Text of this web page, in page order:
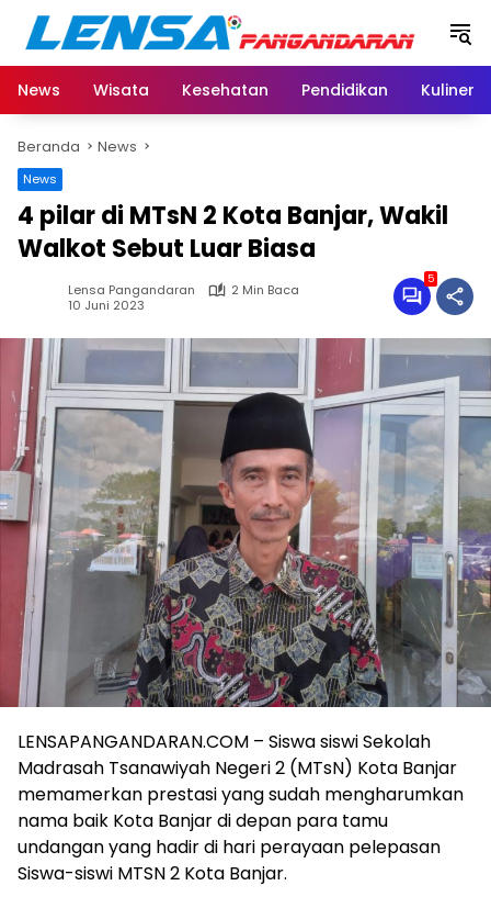
Langsung
konten
News
Wisata Kesehatan Pendidikan Kuliner
Beranda News
News
4 pilar di MTsN 2 Kota Banjar, Wakil
Walkot Sebut Luar Biasa
Lensa Pangandaran
2 Min Baca
10 Juni 2023
5
LENSAPANGANDARAN.COM – Siswa siswi Sekolah
Madrasah Tsanawiyah Negeri 2 (MTsN) Kota Banjar
memamerkan prestasi yang sudah mengharumkan
nama baik Kota Banjar di depan para tamu
undangan yang hadir di hari perayaan pelepasan
Siswa-siswi MTSN 2 Kota Banjar.